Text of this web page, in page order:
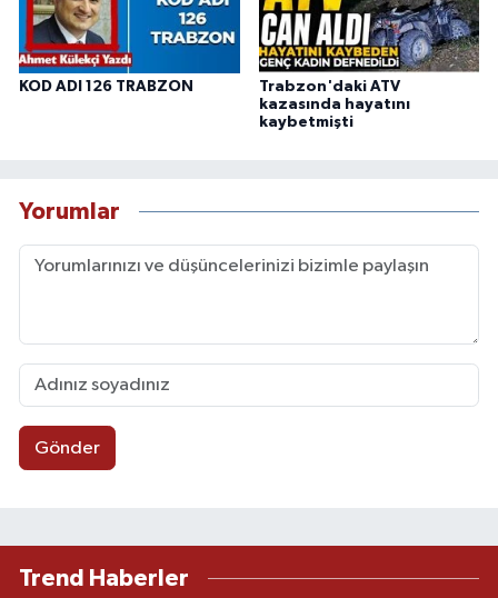
KOD ADI 126 TRABZON
Trabzon'daki ATV
kazasında hayatını
kaybetmişti
Yorumlar
Gönder
Trend Haberler